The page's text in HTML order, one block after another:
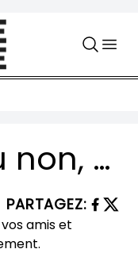
Croyez-le ou non, certains de vos amis et proches vous détestent secrètement.
PARTAGEZ: